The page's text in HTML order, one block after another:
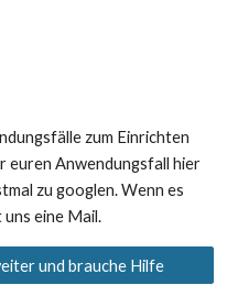
zum Einrichten
euren Anwendungsfall hier
zu googlen. Wenn es
eine Mail.
und brauche Hilfe